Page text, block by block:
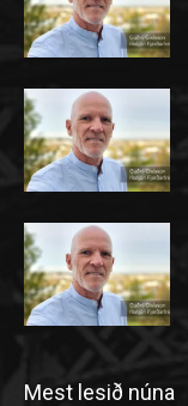
Mest lesið núna